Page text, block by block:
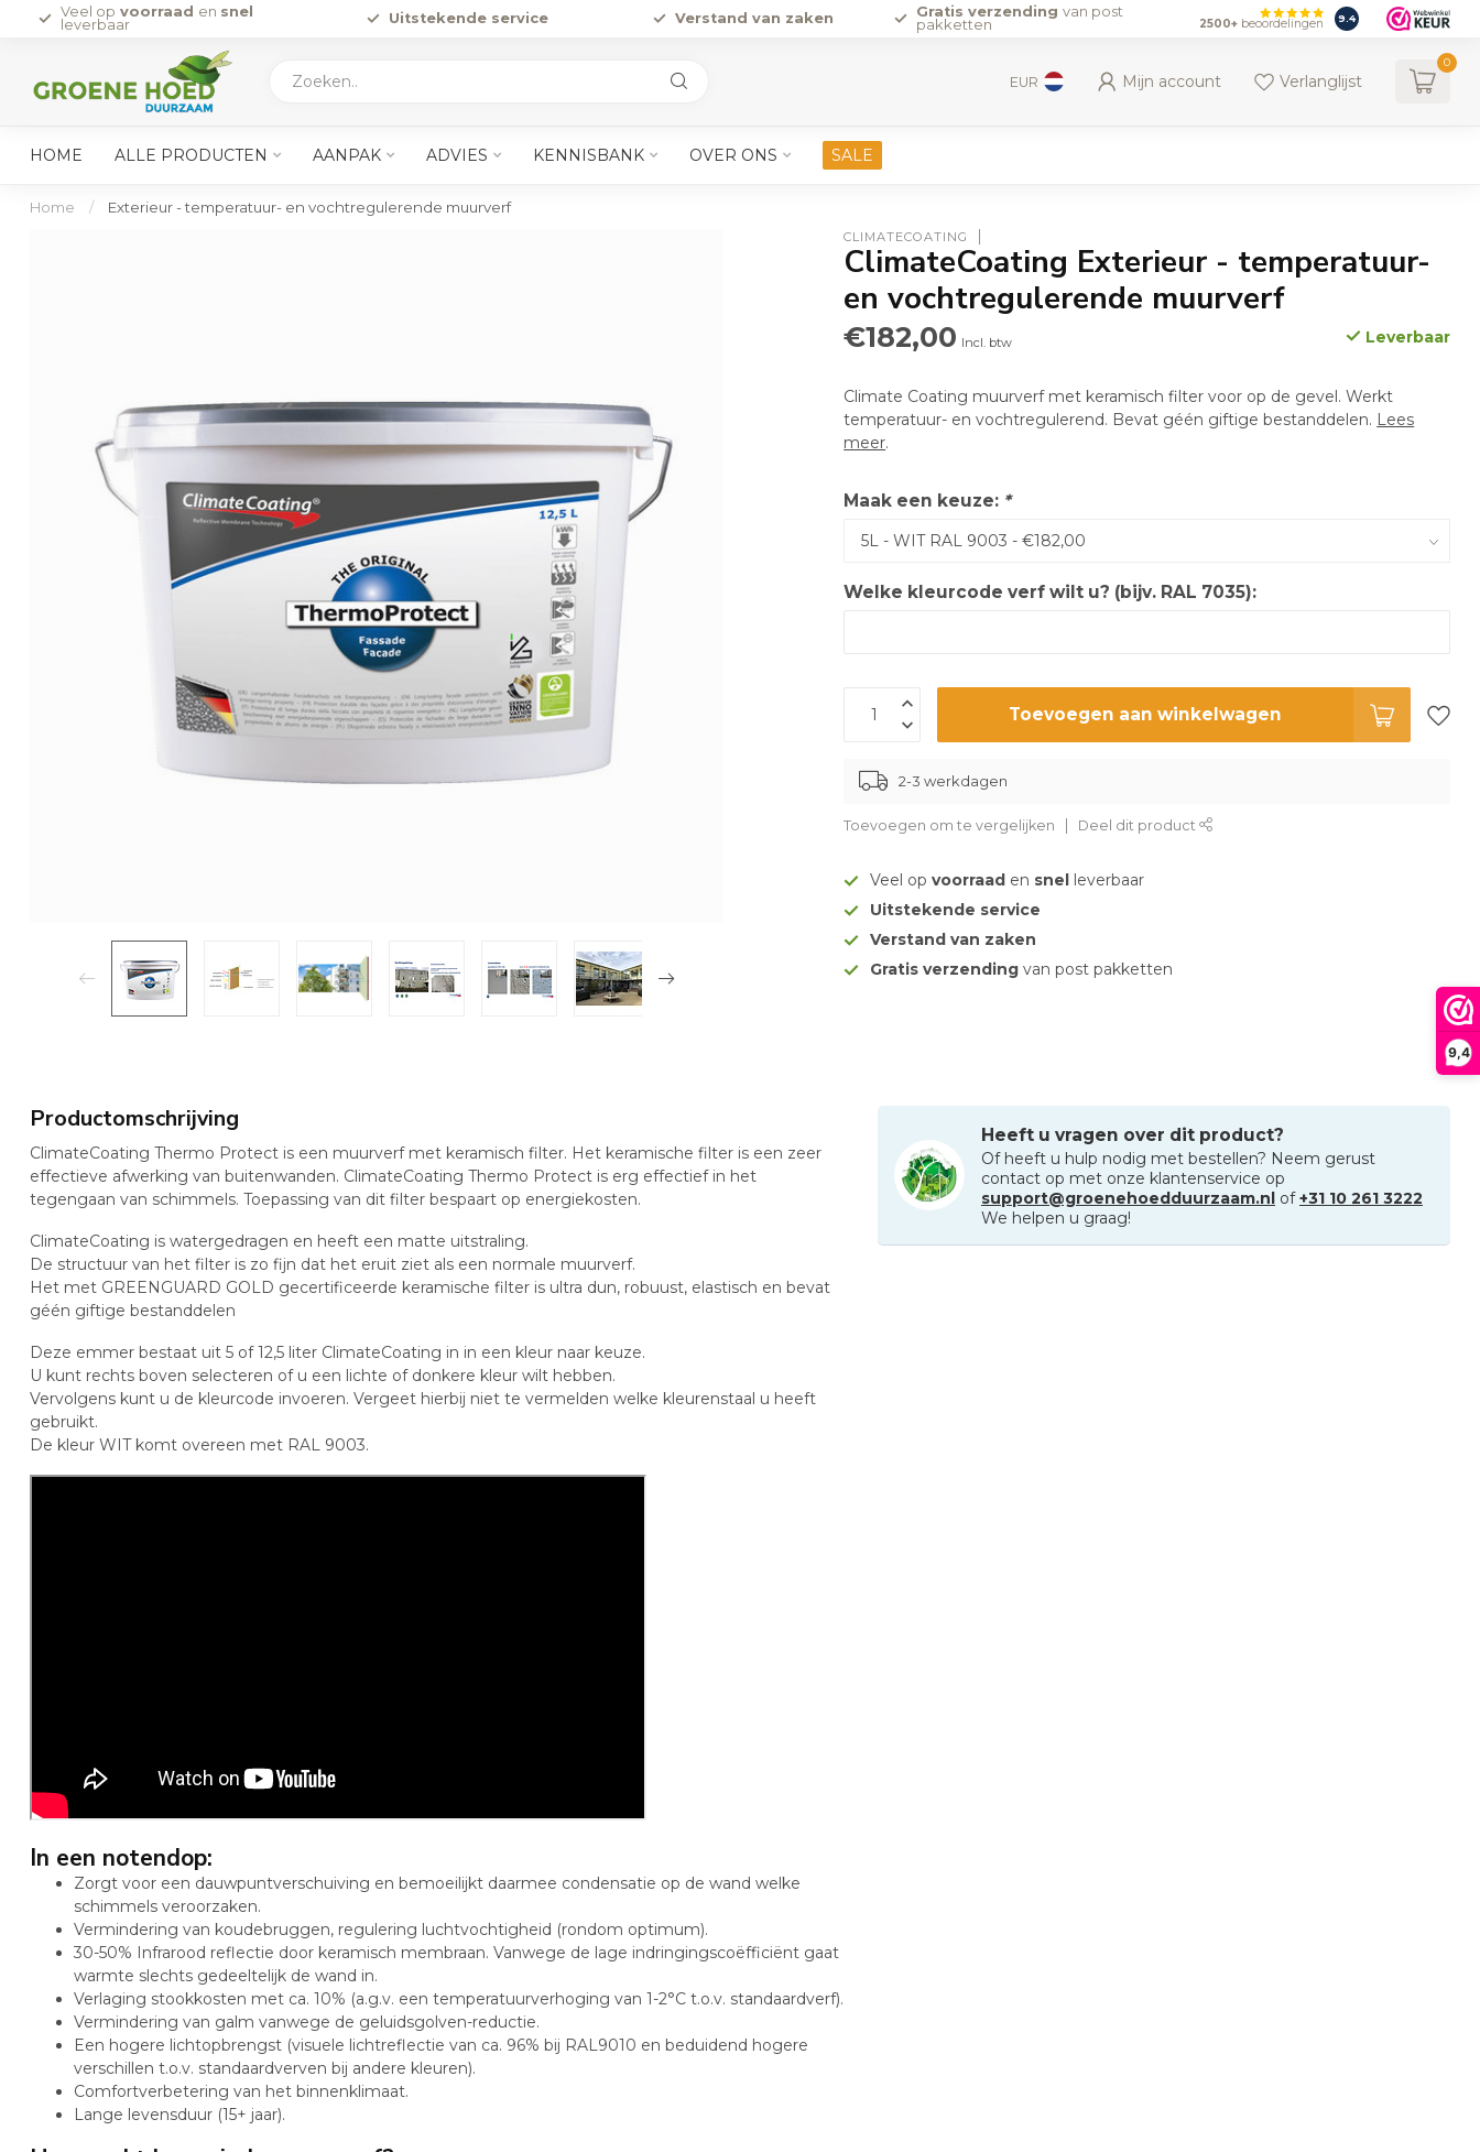
9,4
Veel op voorraad en snel
leverbaar
Uitstekende service Verstand van zaken Gratis verzending van post
pakketten
2500+ beoordelingen 9.4
EUR Mijn account Verlanglijst
0
HOME ALLE PRODUCTEN AANPAK ADVIES KENNISBANK OVER ONS SALE
Home / Exterieur - temperatuur- en vochtregulerende muurverf
CLIMATECOATING
ClimateCoating Exterieur - temperatuur-
en vochtregulerende muurverf
€182,00 Incl. btw Leverbaar
Climate Coating muurverf met keramisch filter voor op de gevel. Werkt
temperatuur- en vochtregulerend. Bevat géén giftige bestanddelen. Lees
meer.
Maak een keuze: *
Welke kleurcode verf wilt u? (bijv. RAL 7035):
Toevoegen aan winkelwagen
2-3 werkdagen
Toevoegen om te vergelijken Deel dit product
Veel op voorraad en snel leverbaar
Uitstekende service
Verstand van zaken
Gratis verzendingvan post pakketten
Productomschrijving
ClimateCoating Thermo Protect is een muurverf met keramisch filter. Het keramische filter is een zeer
effectieve afwerking van buitenwanden. ClimateCoating Thermo Protect is erg effectief in het
tegengaan van schimmels. Toepassing van dit filter bespaart op energiekosten.
ClimateCoating is watergedragen en heeft een matte uitstraling.
De structuur van het filter is zo fijn dat het eruit ziet als een normale muurverf.
Het met GREENGUARD GOLD gecertificeerde keramische filter is ultra dun, robuust, elastisch en bevat
géén giftige bestanddelen
Deze emmer bestaat uit 5 of 12,5 liter ClimateCoating in in een kleur naar keuze.
U kunt rechts boven selecteren of u een lichte of donkere kleur wilt hebben.
Vervolgens kunt u de kleurcode invoeren. Vergeet hierbij niet te vermelden welke kleurenstaal u heeft
gebruikt.
De kleur WIT komt overeen met RAL 9003.
In een notendop:
Zorgt voor een dauwpuntverschuiving en bemoeilijkt daarmee condensatie op de wand welke
schimmels veroorzaken.
Vermindering van koudebruggen, regulering luchtvochtigheid (rondom optimum).
30-50% Infrarood reflectie door keramisch membraan. Vanwege de lage indringingscoëfficiënt gaat
warmte slechts gedeeltelijk de wand in.
Verlaging stookkosten met ca. 10% (a.g.v. een temperatuurverhoging van 1-2°C t.o.v. standaardverf).
Vermindering van galm vanwege de geluidsgolven-reductie.
Een hogere lichtopbrengst (visuele lichtreflectie van ca. 96% bij RAL9010 en beduidend hogere
verschillen t.o.v. standaardverven bij andere kleuren).
Comfortverbetering van het binnenklimaat.
Lange levensduur (15+ jaar).
Heeft u vragen over dit product?
Of heeft u hulp nodig met bestellen? Neem gerust
contact op met onze klantenservice op
support@groenehoedduurzaam.nl of+31 10 261 3222
We helpen u graag!